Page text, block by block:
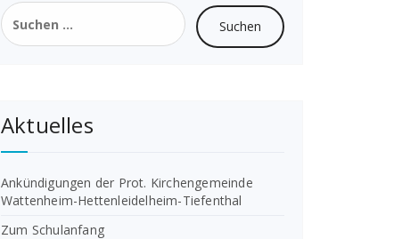
Suchen
nach:
Aktuelles
Ankündigungen der Prot. Kirchengemeinde
Wattenheim-Hettenleidelheim-Tiefenthal
Zum Schulanfang